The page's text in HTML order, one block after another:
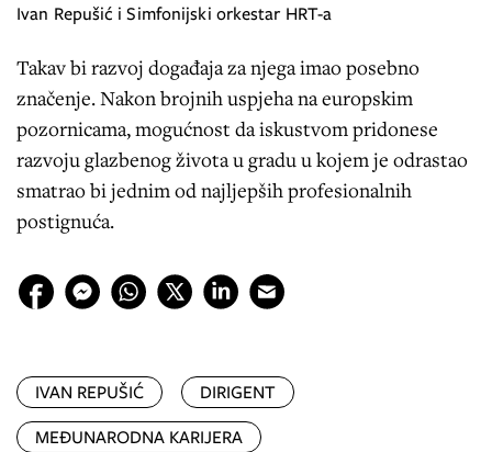
Ivan Repušić i Simfonijski orkestar HRT-a
Takav bi razvoj događaja za njega imao posebno
značenje. Nakon brojnih uspjeha na europskim
pozornicama, mogućnost da iskustvom pridonese
razvoju glazbenog života u gradu u kojem je odrastao
smatrao bi jednim od najljepših profesionalnih
postignuća.
IVAN REPUŠIĆ
DIRIGENT
MEĐUNARODNA KARIJERA